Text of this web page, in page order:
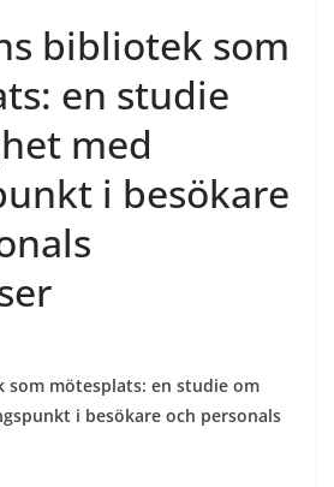
bibliotek som
en studie
med
i besökare
som mötesplats: en studie om
i besökare och personals